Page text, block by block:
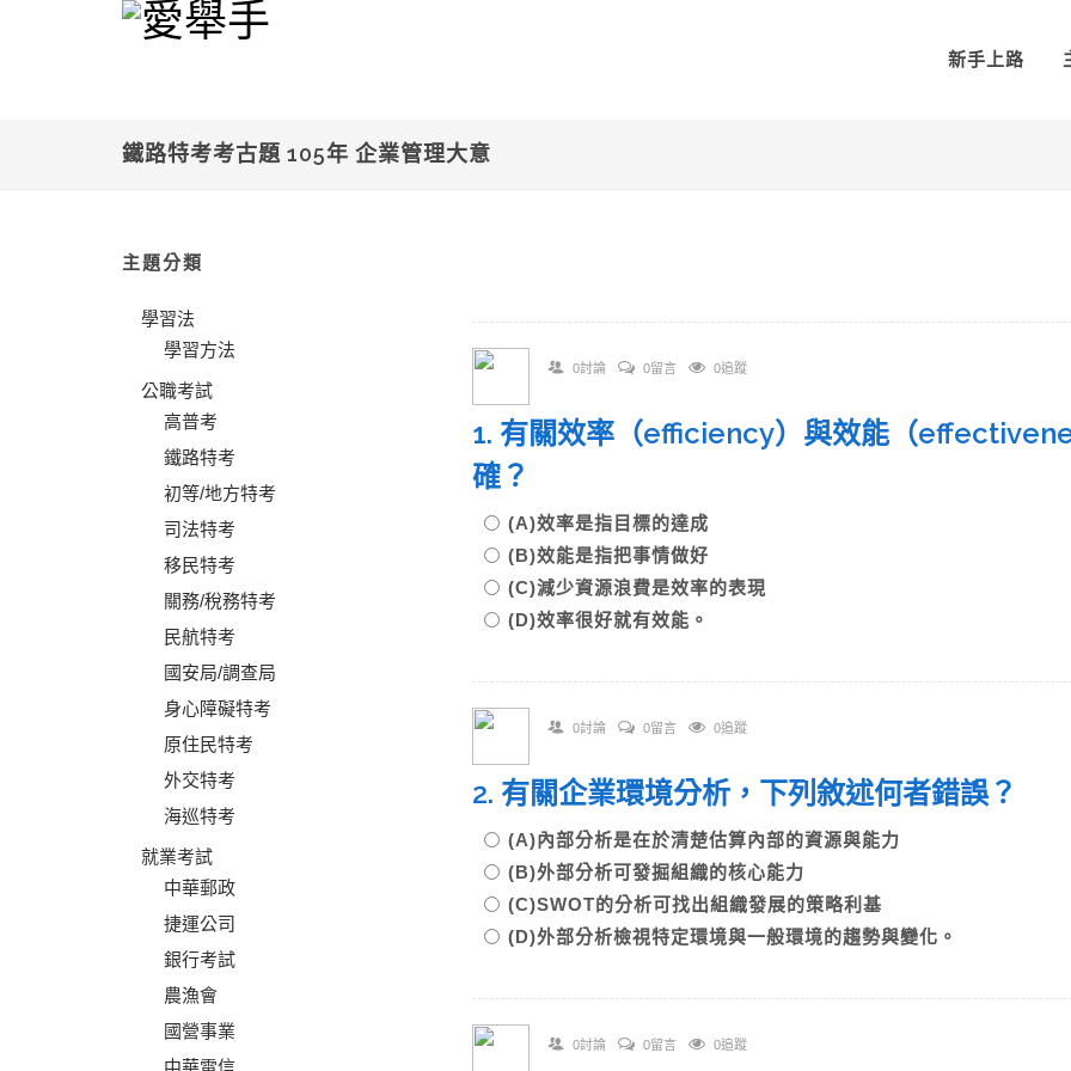
新手上路
鐵路特考考古題 105年 企業管理大意
主題分類
學習法
學習方法
公職考試
高普考
鐵路特考
初等/地方特考
司法特考
移民特考
關務/稅務特考
民航特考
國安局/調查局
身心障礙特考
原住民特考
外交特考
海巡特考
就業考試
中華郵政
捷運公司
銀行考試
農漁會
國營事業
中華電信
0討論 0留言 0追蹤
1. 有關效率（efficiency）與效能（
確？
(A)效率是指目標的達成
(B)效能是指把事情做好
(C)減少資源浪費是效率的表現
(D)效率很好就有效能。
0討論 0留言 0追蹤
2. 有關企業環境分析，下列敘述何者錯誤？
(A)內部分析是在於清楚估算內部的資源與能力
(B)外部分析可發掘組織的核心能力
(C)SWOT的分析可找出組織發展的策略利基
(D)外部分析檢視特定環境與一般環境的趨勢與變化。
0討論 0留言 0追蹤